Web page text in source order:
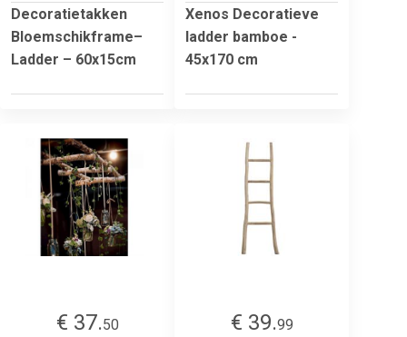
Decoratietakken
Bloemschikframe–
Ladder – 60x15cm
Xenos Decoratieve
ladder bamboe -
45x170 cm
€ 37.50
€ 39.99